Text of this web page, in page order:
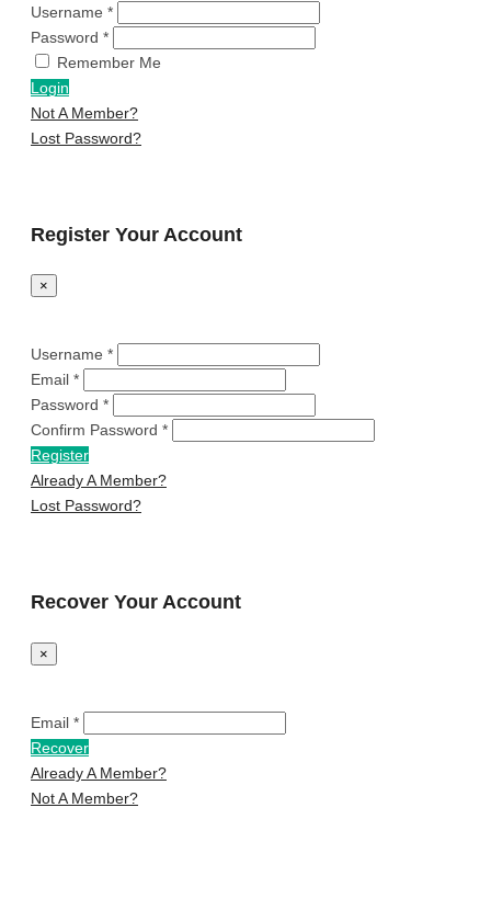
Username *
Password *
Remember Me
Login
Not A Member?
Lost Password?
Register Your Account
×
Username *
Email *
Password *
Confirm Password *
Register
Already A Member?
Lost Password?
Recover Your Account
×
Email *
Recover
Already A Member?
Not A Member?